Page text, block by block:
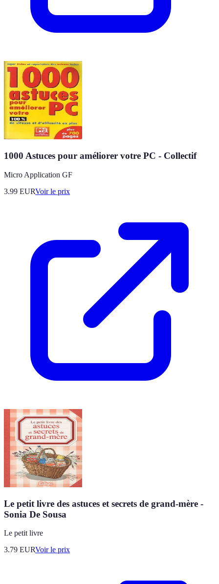
1000 Astuces pour améliorer votre PC - Collectif
Micro Application GF
3.99 EURVoir le prix
Le petit livre des astuces et secrets de grand-mère -
Sonia De Sousa
Le petit livre
3.79 EURVoir le prix